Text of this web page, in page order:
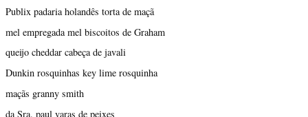
Publix padaria holandês torta de maçã
mel empregada mel biscoitos de Graham
queijo cheddar cabeça de javali
Dunkin rosquinhas key lime rosquinha
maçãs granny smith
da Sra. paul varas de peixes